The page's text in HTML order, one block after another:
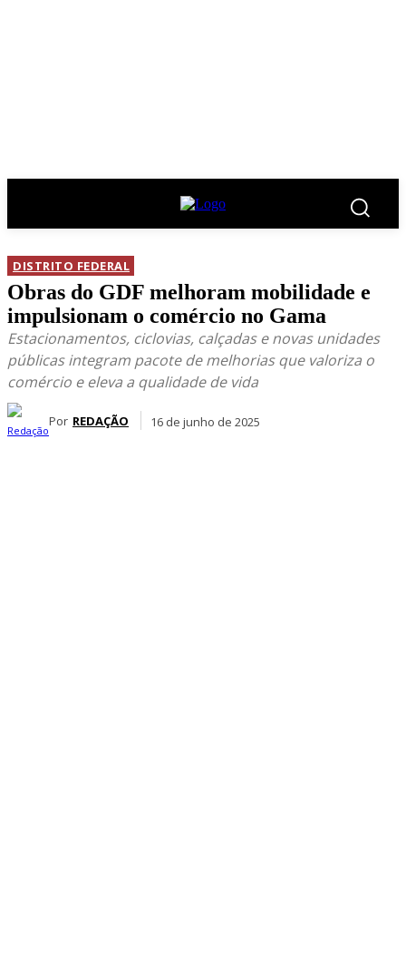
DISTRITO FEDERAL
Obras do GDF melhoram mobilidade e
impulsionam o comércio no Gama
Estacionamentos, ciclovias, calçadas e novas unidades
públicas integram pacote de melhorias que valoriza o
comércio e eleva a qualidade de vida
Por REDAÇÃO 16 de junho de 2025